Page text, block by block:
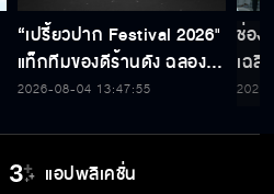
“เปรี้ยวปาก Festival 2026"
แท็กทีมของดีร้านดัง ฉลอง
ก้าวสู่ปีที่ 23
2026-08-04 13:47:55
ช่อง
เฉลิ
สมเ
พระ
แอปพลิเคชั่น